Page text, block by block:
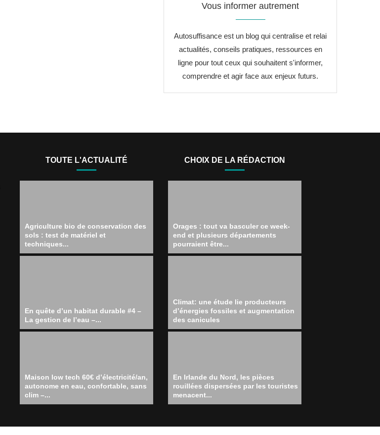
Vous informer autrement
Autosuffisance est un blog qui centralise et relai
actualités, conseils pratiques, ressources en
ligne pour tout ceux qui souhaitent s'informer,
comprendre et agir face aux enjeux futurs.
TOUTE L'ACTUALITÉ
Agriculture bio de conservation des
sols : test de matériel et
techniques...
En quête d’un habitat durable #4 –
La gestion de l’eau –...
Maison low tech 60€ d’électricité/an,
autonome en eau, confortable, sans
clim –...
CHOIX DE LA RÉDACTION
Orages : tout va basculer ce week-
end et plusieurs départements
pourraient être...
Climat: une étude lie producteurs
d’énergies fossiles et augmentation
des canicules
En Irlande du Nord, les pièces
rouillées dispersées par les touristes
menacent...